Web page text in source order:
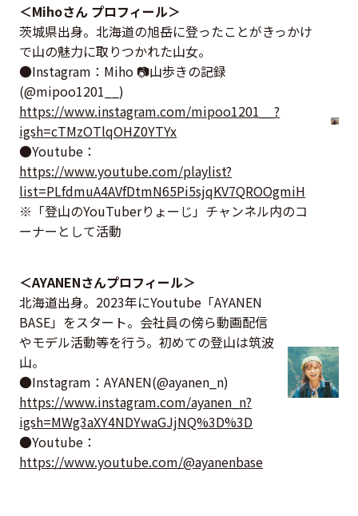
＜Mihoさん プロフィール＞
茨城県出身。北海道の旭岳に登ったことがきっかけ
で山の魅力に取りつかれた山女。
●Instagram：Miho 📷山歩きの記録
(@mipoo1201__)
https://www.instagram.com/mipoo1201__?
igsh=cTMzOTlqOHZ0YTYx
●Youtube：
https://www.youtube.com/playlist?
list=PLfdmuA4AVfDtmN65Pi5sjqKV7QROOgmiH
※「登山のYouTuberりょーじ」チャンネル内のコ
ーナーとして活動
＜AYANENさんプロフィール＞
北海道出身。2023年にYoutube「AYANEN
BASE」をスタート。会社員の傍ら動画配信
やモデル活動等を行う。初めての登山は筑波
山。
●Instagram：AYANEN(@ayanen_n)
https://www.instagram.com/ayanen_n?
igsh=MWg3aXY4NDYwaGJjNQ%3D%3D
●Youtube：
https://www.youtube.com/@ayanenbase